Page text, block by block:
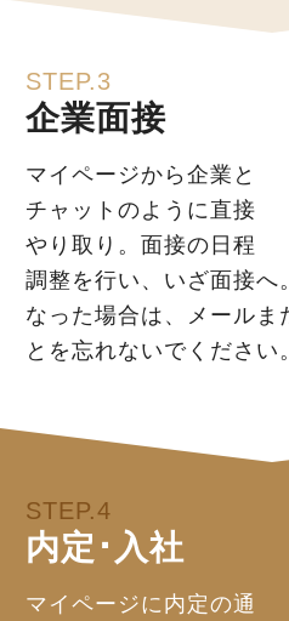
STEP.3
企業面接
マイページから企業と
チャットのように直接
やり取り。面接の日程
調整を行い、いざ面接へ
なった場合は、メールま
とを忘れないでください。
STEP.4
内定･入社
マイページに内定の通